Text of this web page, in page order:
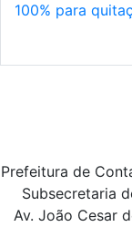
100% para
Prefeitura de
Subsecretaria
Av. João Cesar